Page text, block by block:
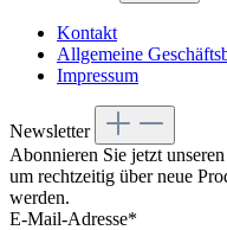
Kontakt
Allgemeine
Impressum
Newsletter
Abonnieren Sie jetzt
um rechtzeitig über neue
werden.
E-Mail-Adresse*